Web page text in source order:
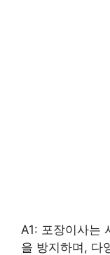
A1: 포장이사는
을 방지하며, 다